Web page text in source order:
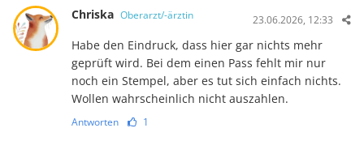
Chriska Oberarzt/-ärztin 23.06.2026, 12:33
Habe den Eindruck, dass hier gar nichts mehr
geprüft wird. Bei dem einen Pass fehlt mir nur
noch ein Stempel, aber es tut sich einfach nichts.
Wollen wahrscheinlich nicht auszahlen.
Antworten 1